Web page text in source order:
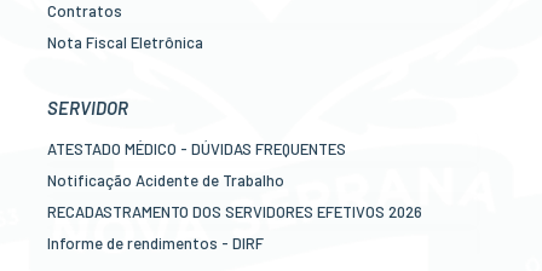
Contratos
Nota Fiscal Eletrônica
Transparência
SERVIDOR
ATESTADO MÉDICO - DÚVIDAS FREQUENTES
Notificação Acidente de Trabalho
RECADASTRAMENTO DOS SERVIDORES EFETIVOS 2026
Informe de rendimentos - DIRF